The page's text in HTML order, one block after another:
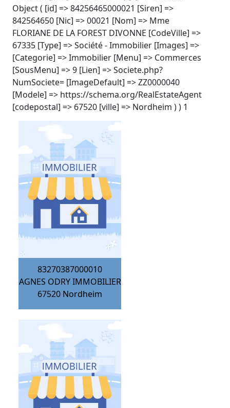
Object ( [id] => 84256465000021 [Siren] =>
842564650 [Nic] => 00021 [Nom] => Mme
FLORIANE DE LA FOREST DIVONNE [CodeVille] =>
67335 [Type] => Société - Immobilier [Images] =>
[Categorie] => Immobilier [Menu] => Commerces
[SousMenu] => 9 [Lien] => Societe.php?
NumSociete= [ImageDefault] => ZZ0000040
[Modele] => https://schema.org/RealEstateAgent
[codepostal] => 67520 [ville] => Nordheim ) ) 1
83270387000010
AGNES ODRY IMMOBILIER
67520 Nordheim